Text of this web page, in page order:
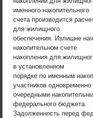
именного накопительного
счета производится
для жилищного
обеспечения. Излишне
накопительном счете
накопления для
в установленном
порядке по именным
участников одновременно
очередными
федерального бюджета.
Задолженность перед